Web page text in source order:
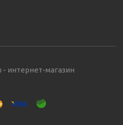
- интернет-магазин